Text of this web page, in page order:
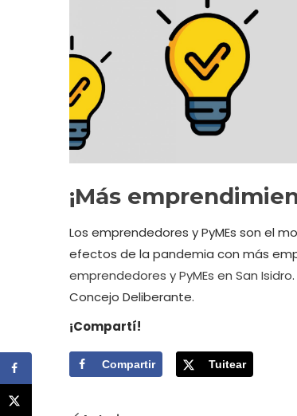
¡Más
Los emprendedores y PyMEs son el
efectos de la pandemia con más
emprendedores y PyMEs en San Isidro
Concejo Deliberante.
¡Compartí!
Compartir Tuitear
PRESUPUESTO TEMAS
Reactivación económica en
San Isidro
Somos conscientes del grave